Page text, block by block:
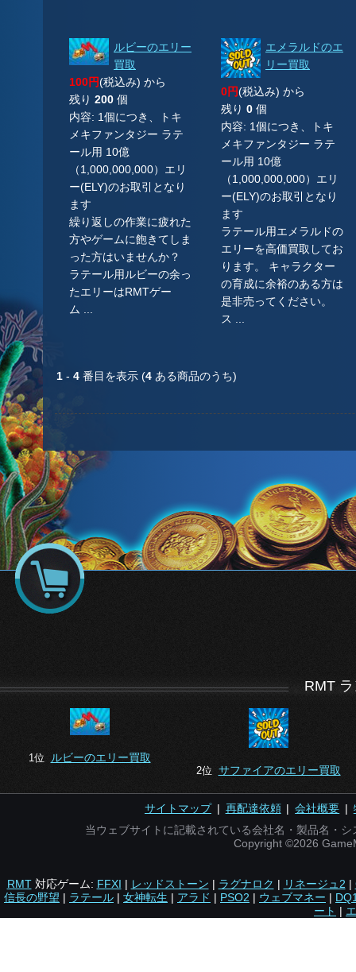
ルビーのエリー
買取
100円(税込み) から
残り 200 個
内容: 1個につき、トキ
メキファンタジー ラテ
ール用 10億
（1,000,000,000）エリ
ー(ELY)のお取引となり
ます
繰り返しの作業に疲れた
方やゲームに飽きてしま
った方はいませんか？
ラテール用ルビーの余っ
たエリーはRMTゲー
ム ...
エメラルドのエ
リー買取
0円(税込み) から
残り 0 個
内容: 1個につき、トキ
メキファンタジー ラテ
ール用 10億
（1,000,000,000）エリ
ー(ELY)のお取引となり
ます
ラテール用エメラルドの
エリーを高価買取してお
ります。 キャラクター
の育成に余裕のある方は
是非売ってください。
ス ...
1 - 4 番目を表示 (4 ある商品のうち)
RMT
1位 ルビーのエリー買取
2位 サファイアのエリー買取
サイトマップ| 再配達依頼|会社概要 |
当ウェブサイトに記載されている会社名・製品名・
Copyright ©2026
RMT対応ゲーム: FFXI | レッドストーン | ラグナロク | リネージュ2 |
信長の野望 | ラテール | 女神転生 | アラド | PSO2 | ウェブマネー |
ート |